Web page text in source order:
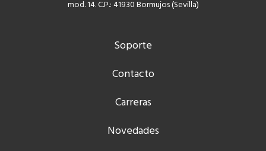
mod. 14. C.P.: 41930 Bormujos (Sevilla)
Soporte
Contacto
Carreras
Novedades